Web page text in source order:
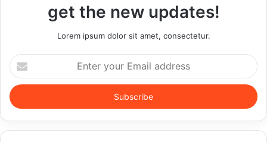
get the new updates!
Lorem ipsum dolor sit amet, consectetur.
Enter
your
Email
address